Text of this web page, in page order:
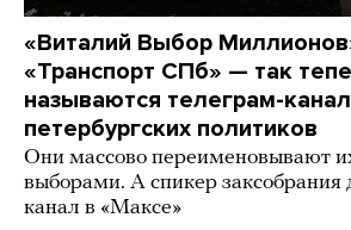
«Виталий Выбор
«Транспорт СПб» — так
называются телеграм-
петербургских политиков
Они массово переименовывают
выборами. А спикер заксобрания
канал в «Максе»